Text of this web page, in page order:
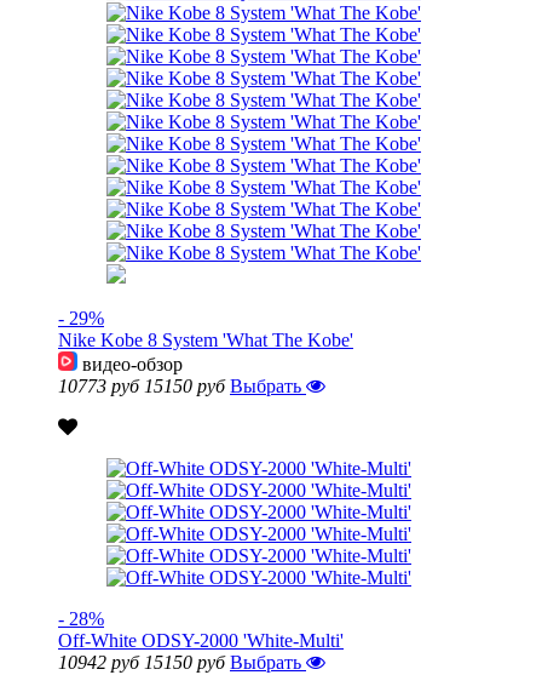
- 29%
Nike Kobe 8 System 'What The Kobe'
видео-обзор
10773 руб 15150 руб Выбрать
- 28%
Off-White ODSY-2000 'White-Multi'
10942 руб 15150 руб Выбрать